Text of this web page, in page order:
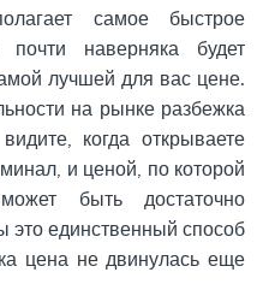
самое быстрое
наверняка будет
лучшей для вас цене.
на рынке разбежка
когда открываете
и ценой, по которой
быть достаточно
это единственный способ
цена не двинулась еще